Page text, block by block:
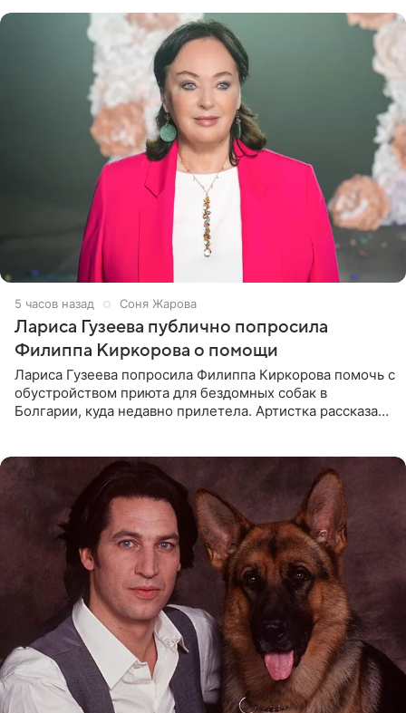
5 часов назад Соня Жарова
Лариса Гузеева публично попросила
Филиппа Киркорова о помощи
Лариса Гузеева попросила Филиппа Киркорова помочь с
обустройством приюта для бездомных собак в
Болгарии, куда недавно прилетела. Артистка рассказала